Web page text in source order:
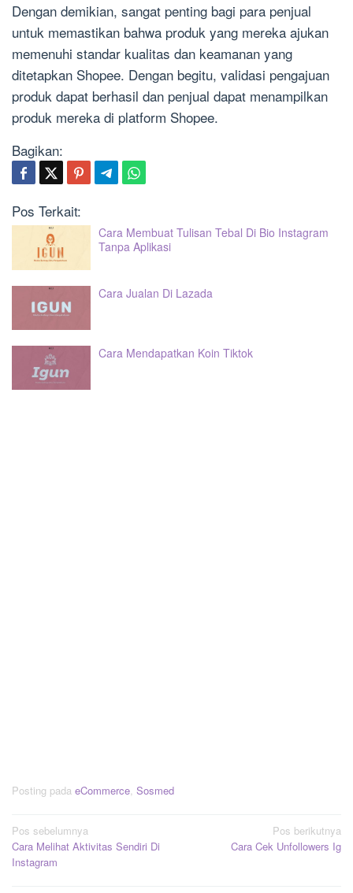
Dengan demikian, sangat penting bagi para penjual
untuk memastikan bahwa produk yang mereka ajukan
memenuhi standar kualitas dan keamanan yang
ditetapkan Shopee. Dengan begitu, validasi pengajuan
produk dapat berhasil dan penjual dapat menampilkan
produk mereka di platform Shopee.
Bagikan:
Pos Terkait:
Cara Membuat Tulisan Tebal Di Bio Instagram
Tanpa Aplikasi
Cara Jualan Di Lazada
Cara Mendapatkan Koin Tiktok
Posting pada eCommerce, Sosmed
Navigasi
pos
Pos sebelumnya
Cara Melihat Aktivitas Sendiri Di
Instagram
Pos berikutnya
Cara Cek Unfollowers Ig